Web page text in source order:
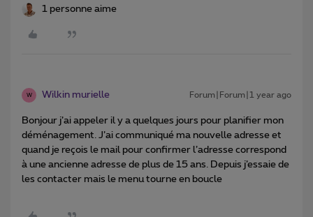
1 personne aime
W Wilkin murielle Forum|Forum|1 year ago
Bonjour j’ai appeler il y a quelques jours pour planifier mon
déménagement. J’ai communiqué ma nouvelle adresse et
quand je reçois le mail pour confirmer l’adresse correspond
à une ancienne adresse de plus de 15 ans. Depuis j’essaie de
les contacter mais le menu tourne en boucle